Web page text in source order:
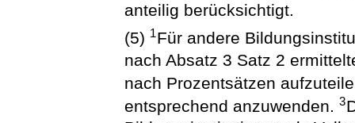
anteilig berücksichtigt.
(5) 1Für andere
nach Absatz 3 Satz 2
nach Prozentsätzen
entsprechend anzuwenden.3